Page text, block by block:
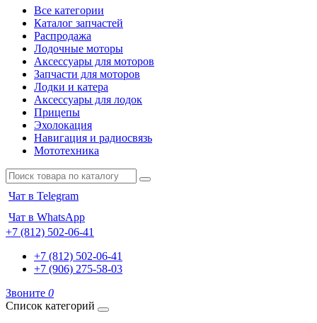
Все категории
Каталог запчастей
Распродажа
Лодочные моторы
Аксессуары для моторов
Запчасти для моторов
Лодки и катера
Аксессуары для лодок
Прицепы
Эхолокация
Навигация и радиосвязь
Мототехника
Чат в Telegram
Чат в WhatsApp
+7 (812) 502-06-41
+7 (812) 502-06-41
+7 (906) 275-58-03
Звоните 0
Список категорий